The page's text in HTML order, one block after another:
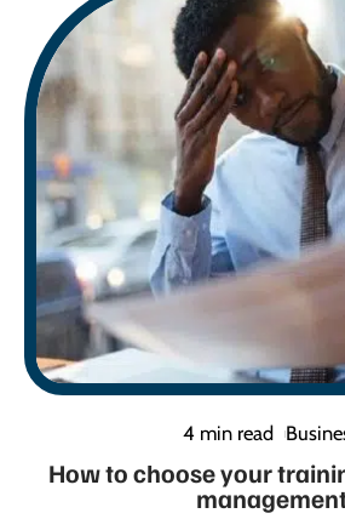
4 min read
How to choose your